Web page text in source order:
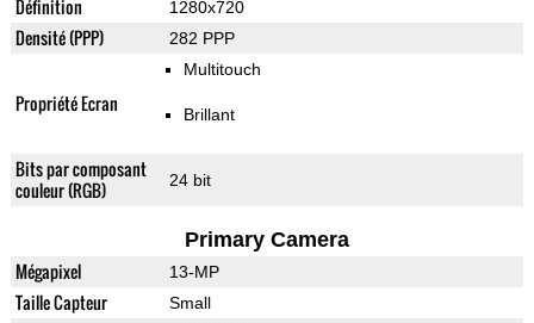
Définition 1280x720
Densité (PPP) 282 PPP
Propriété Ecran
Multitouch
Brillant
Bits par composant
couleur (RGB)
24 bit
Primary Camera
Mégapixel 13-MP
Taille Capteur Small